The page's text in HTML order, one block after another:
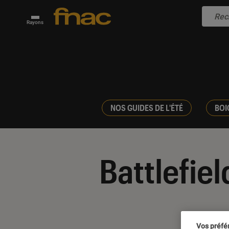
Rayons
NOS GUIDES DE L'ÉTÉ
Vos